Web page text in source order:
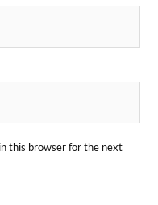
this browser for the next